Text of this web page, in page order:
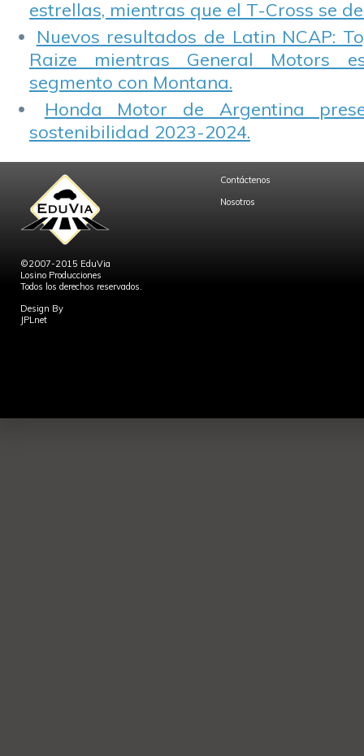
estrellas, mientras que el T-Cross se
Nuevos resultados de Latin NCAP:
Raize mientras General Motors
segmento con Montana.
Honda Motor de Argentina
sostenibilidad 2023-2024.
©2007-2015 EduVia
Losino Producciones
Todos los derechos reservados.
Design By
JPLnet
Contáctenos
Nosotros